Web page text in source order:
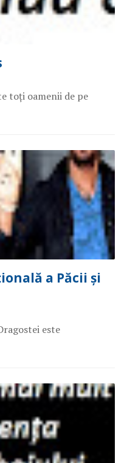
toți oamenii de pe
a Păcii și
este